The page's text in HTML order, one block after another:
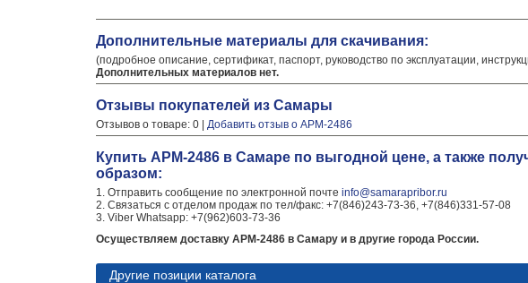
Дополнительные материалы для скачивания:
(подробное описание, сертификат, паспорт, руководство по эксплуатации,
Дополнительных материалов нет.
Отзывы покупателей из Самары
Отзывов о товаре: 0 | Добавить отзыв о АРМ-2486
Купить АРМ-2486 в Самаре по выгодной цене, а также
образом:
1. Отправить сообщение по электронной почте info@samarapribor.ru
2. Связаться с отделом продаж по тел/факс: +7(846)243-73-36, +7(846)331-57-08
3. Viber Whatsapp: +7(962)603-73-36
Осуществляем доставку АРМ-2486 в Самару и в другие города России.
Другие позиции каталога